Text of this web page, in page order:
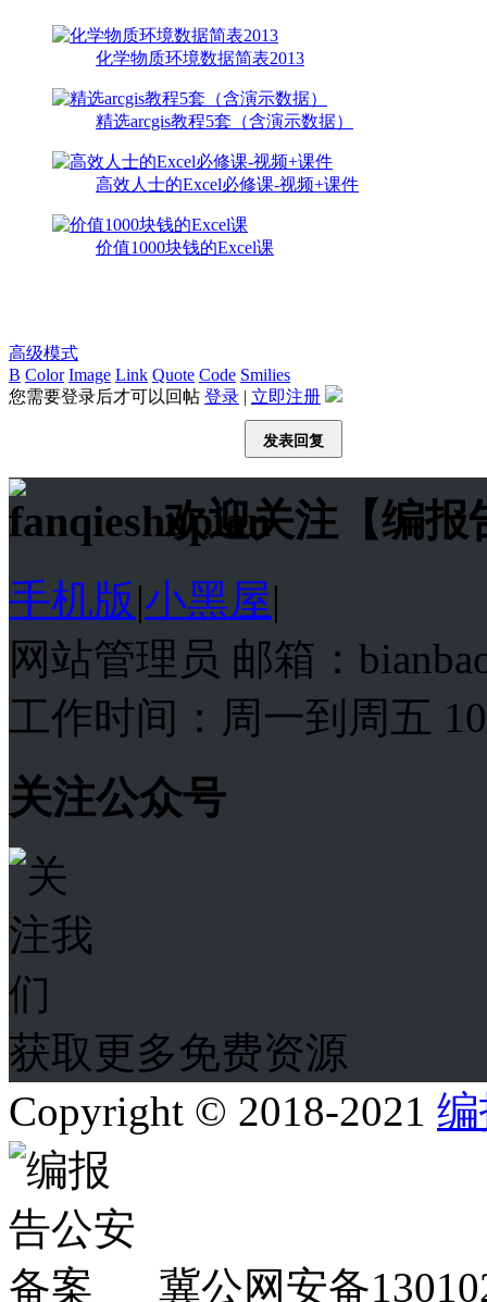
化学物质环境数据简表2013
精选arcgis教程5套（含演示数据）
高效人士的Excel必修课-视频+课件
价值1000块钱的Excel课
高级模式
B Color Image Link Quote Code Smilies
您需要登录后才可以回帖 登录 | 立即注册
发表回复
欢迎关注【编报
手机版|小黑屋|
网站管理员 邮箱：
工作时间：周一到周五
关注公众号
获取更多免费资源
Copyright © 2018-2021
冀公网安备